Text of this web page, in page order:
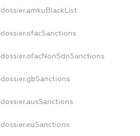
dossier.amkuBlackList
dossier.ofacSanctions
dossier.ofacNonSdnSanctions
dossier.gbSanctions
dossier.ausSanctions
dossier.euSanctions